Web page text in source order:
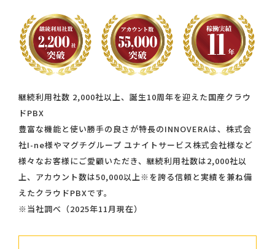
継続利用社数 2,000社以上、誕生10周年を迎えた国産クラウ
ドPBX
豊富な機能と使い勝手の良さが特長のINNOVERAは、株式会
社I-ne様やマグチグループ ユナイトサービス株式会社様など
様々なお客様にご愛顧いただき、継続利用社数は2,000社以
上、アカウント数は50,000以上※を誇る信頼と実績を兼ね備
えたクラウドPBXです。
※当社調べ（2025年11月現在）